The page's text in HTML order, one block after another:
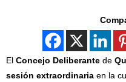
El Concejo Deliberante de
sesión extraordinaria en la